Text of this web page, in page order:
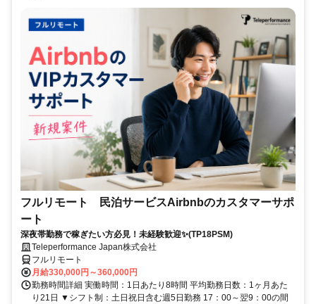
フルリモート 民泊サービスAirbnbのカスタマーサポ
ート
深夜帯勤務で稼ぎたい方必見！未経験歓迎✨(TP18PSM)
Teleperformance Japan株式会社
フルリモート
月給330,000円～360,000円
勤務時間詳細 実働時間：1日あたり8時間 平均勤務日数：1ヶ月あた
り21日 ▼シフト制：土日祝日含む週5日勤務 17：00～翌9：00の間